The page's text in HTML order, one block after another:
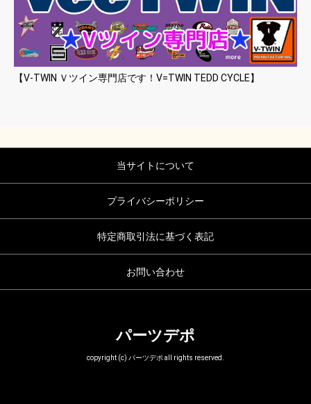
【V-TWIN Ｖツイン専門店です！V=TWIN TEDD CYCLE】
当サイトについて
プライバシーポリシー
特定商取引法に基づく表記
お問い合わせ
パーツデポ
copyright (c) パーツデポ all rights reserved.